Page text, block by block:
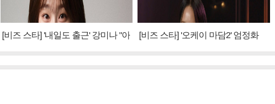
[비즈 스타] '내일도 출근' 강미나 "아
[비즈 스타] '오케이 마담2' 엄정화